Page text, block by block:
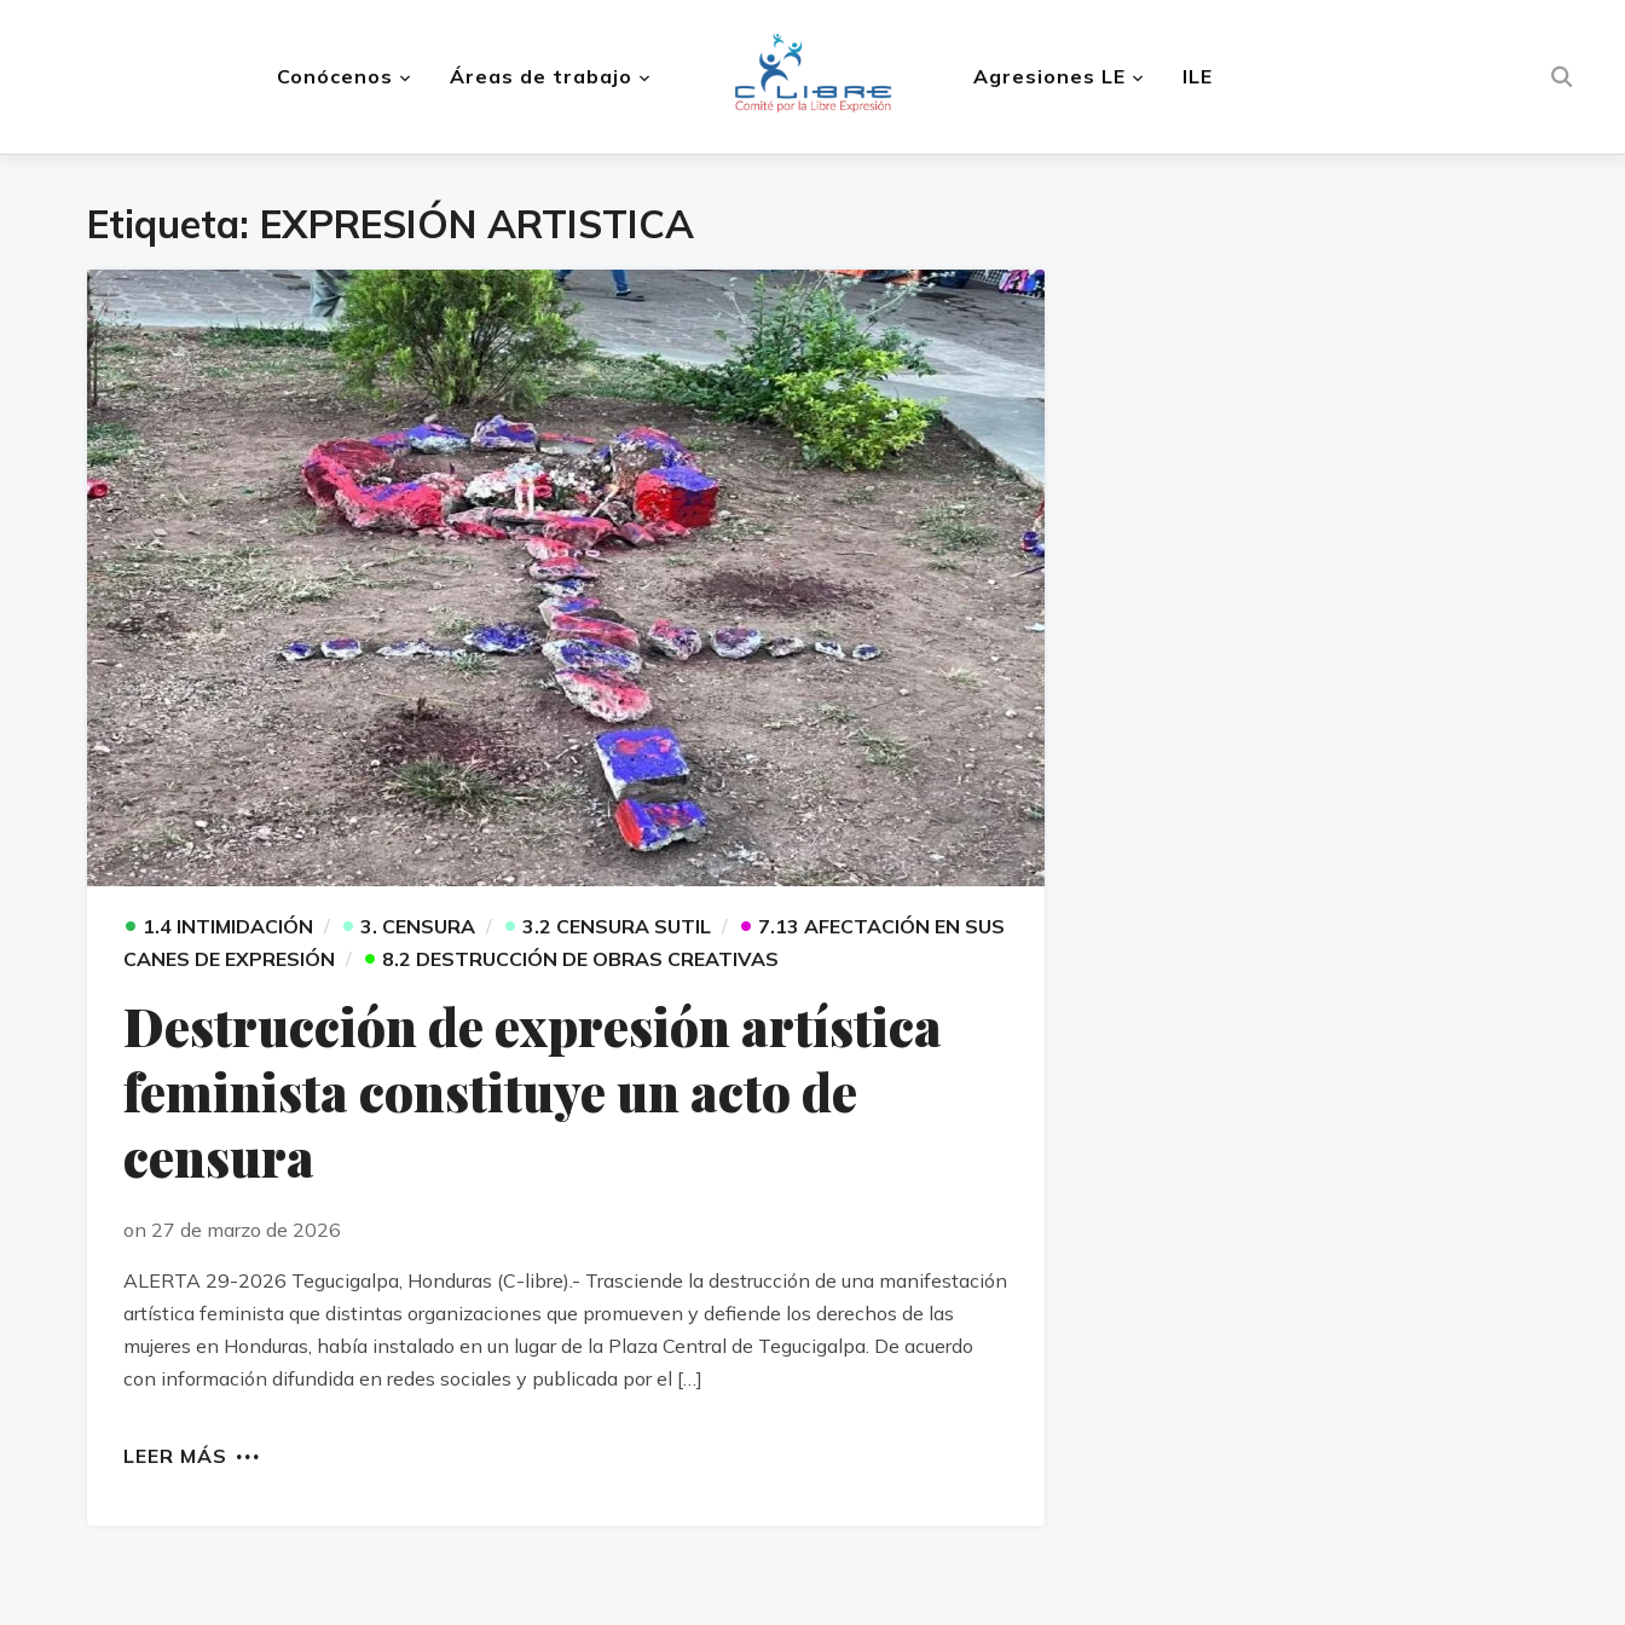
Conócenos Áreas de trabajo Agresiones LE ILE
Etiqueta: EXPRESIÓN ARTISTICA
• 1.4 INTIMIDACIÓN • 3. CENSURA • 3.2 CENSURA SUTIL • 7.13 AFECTACIÓN EN SUS
CANES DE EXPRESIÓN
• 8.2 DESTRUCCIÓN DE OBRAS CREATIVAS
Destrucción de expresión artística
feminista constituye un acto de
censura
on 27 de marzo de 2026
ALERTA 29-2026 Tegucigalpa, Honduras (C-libre).- Trasciende la destrucción de una manifestación
artística feminista que distintas organizaciones que promueven y defiende los derechos de las
mujeres en Honduras, había instalado en un lugar de la Plaza Central de Tegucigalpa. De acuerdo
con información difundida en redes sociales y publicada por el […]
LEER MÁS